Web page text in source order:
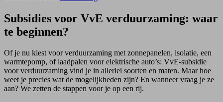
Subsidies voor VvE verduurzaming: waar
te beginnen?
Of je nu kiest voor verduurzaming met zonnepanelen, isolatie, een
warmtepomp, of laadpalen voor elektrische auto’s: VvE-subsidie
voor verduurzaming vind je in allerlei soorten en maten. Maar hoe
weet je precies wat de mogelijkheden zijn? En wanneer vraag je ze
aan? We zetten de stappen voor je op een rij.